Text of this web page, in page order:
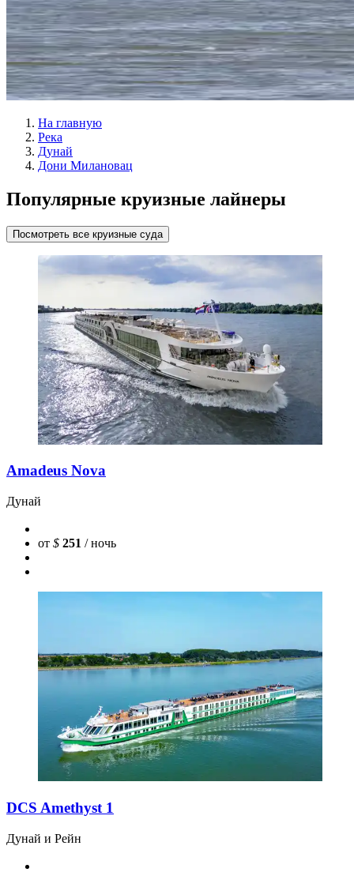
На главную
Река
Дунай
Дони Милановац
Популярные круизные лайнеры
Посмотреть все круизные суда
Amadeus Nova
Дунай
от $ 251 / ночь
DCS Amethyst 1
Дунай и Рейн